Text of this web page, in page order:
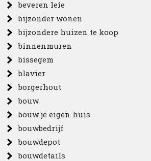
beveren leie
bijzonder wonen
bijzondere huizen te koop
binnenmuren
bissegem
blavier
borgerhout
bouw
bouw je eigen huis
bouwbedrijf
bouwdepot
bouwdetails